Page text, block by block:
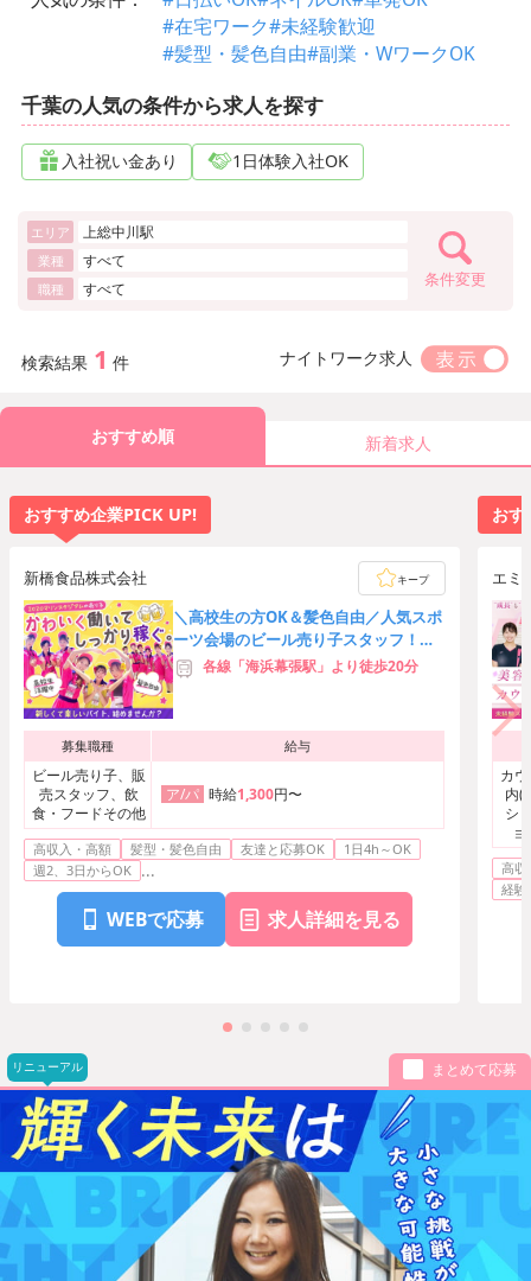
#在宅ワーク#未経験歓迎
#髪型・髪色自由#副業・WワークOK
千葉の人気の条件から求人を探す
入社祝い金あり 1日体験入社OK
エリア 上総中川駅
業種 すべて
職種 すべて 条件変更
検索結果 1 件 ナイトワーク求人
おすすめ順 新着求人
おすすめ企業PICK UP!
新橋食品株式会社 キープ
＼高校生の方OK＆髪色自由／人気スポ
ーツ会場のビール売り子スタッフ！友
達応募歓迎★時給3,000円可
各線「海浜幕張駅」より徒歩20分
募集職種 給与
ビール売り子、販
売スタッフ、飲
食・フードその他
ア/パ 時給1,300円〜
高収入・高額 髪型・髪色自由 友達と応募OK
1日4h～OK
週2、3日からOK ...
WEBで応募 求人詳細を見る
おす
エミ
カ
内(
シ
ト
エ
高
経験
リニューアル まとめて応募